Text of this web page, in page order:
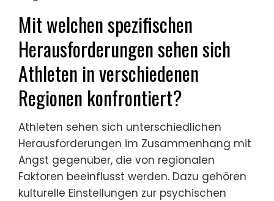
Mit welchen spezifischen
Herausforderungen sehen sich
Athleten in verschiedenen
Regionen konfrontiert?
Athleten sehen sich unterschiedlichen
Herausforderungen im Zusammenhang mit
Angst gegenüber, die von regionalen
Faktoren beeinflusst werden. Dazu gehören
kulturelle Einstellungen zur psychischen